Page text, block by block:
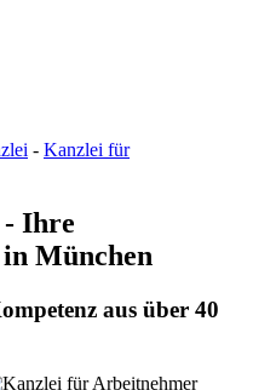
- Kanzlei für
Ihre
München
aus über 40